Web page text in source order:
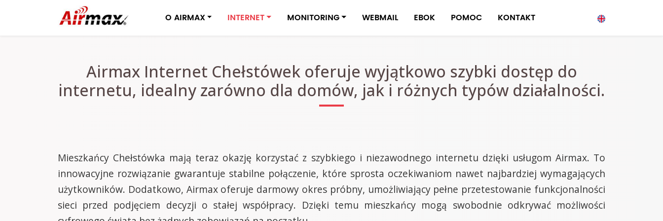
O AIRMAX INTERNET MONITORING WEBMAIL EBOK POMOC KONTAKT
Airmax Internet Chełstówek oferuje wyjątkowo szybki dostęp do
internetu, idealny zarówno dla domów, jak i różnych typów działalności.
Mieszkańcy Chełstówka mają teraz okazję korzystać z szybkiego i niezawodnego internetu dzięki usługom Airmax. To
innowacyjne rozwiązanie gwarantuje stabilne połączenie, które sprosta oczekiwaniom nawet najbardziej wymagających
użytkowników. Dodatkowo, Airmax oferuje darmowy okres próbny, umożliwiający pełne przetestowanie funkcjonalności
sieci przed podjęciem decyzji o stałej współpracy. Dzięki temu mieszkańcy mogą swobodnie odkrywać możliwości